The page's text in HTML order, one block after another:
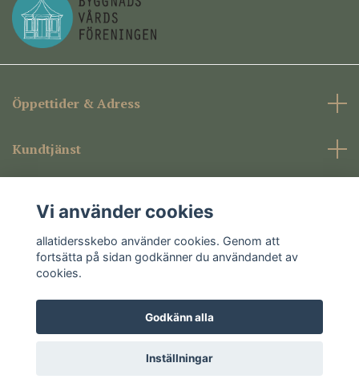
Öppettider & Adress
Kundtjänst
Sociala medier
© 2026 allatidersskebo
Vi använder cookies
allatidersskebo använder cookies. Genom att
fortsätta på sidan godkänner du användandet av
cookies.
Godkänn alla
Inställningar